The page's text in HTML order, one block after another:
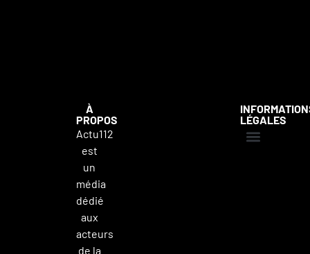
À
PROPOS
Actu112
est
un
média
dédié
aux
acteurs
de la
LÉGALES